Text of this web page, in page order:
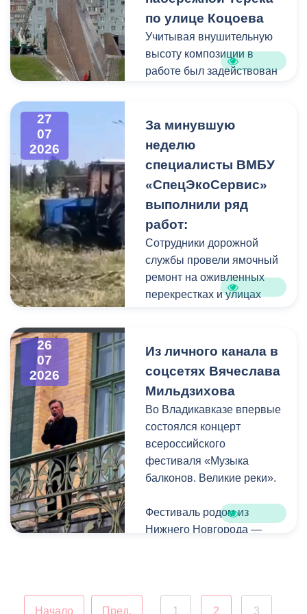
ликвидации ЧС ввела
режим повышенной
готовности и
организовала комплекс
по улице Коцоева
Учитывая внушительную
высоту композиции в
работе был задействован
Фигуру всадника и
Одновременно
коммунальщики привели в
порядок и прилегающую
территорию, полностью
очистив площадь вокруг
памятника.
27
07
2026
За минувшую
неделю
специалисты ВМБУ
«СпецЭкоСервис»
выполнили ряд
работ:
Сотрудники дорожной
службы провели ямочный
ремонт на оживленных
перекрестках и улицах
улицам Весенняя,
Первомайская,
Барбашова,
Комсомольская.
26
07
2026
Из личного канала в
соцсетях Вячеслава
Мильдзихова
Во Владикавказе впервые
состоялся концерт
всероссийского
фестиваля «Музыка
балконов. Великие реки».
Фестиваль родом из
Нижнего Новгорода —
исторических зданий.
Начало Пред. 1 2 3